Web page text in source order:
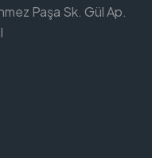
Paşa Sk. Gül Ap.